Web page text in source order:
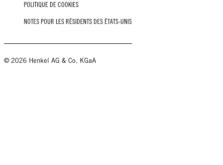
POLITIQUE DE COOKIES
NOTES POUR LES RÉSIDENTS DES ÉTATS-UNIS
© 2026 Henkel AG & Co. KGaA